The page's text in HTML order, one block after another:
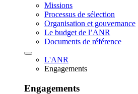
Missions
Processus de sélection
Organisation et gouvernance
Le budget de l’ANR
Documents de référence
L'ANR
Engagements
Engagements